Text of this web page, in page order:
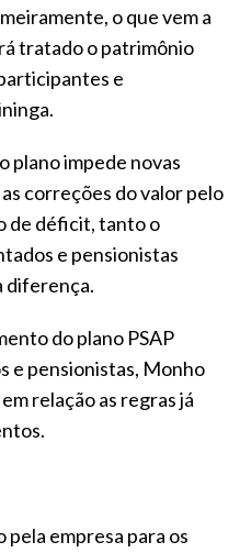
o que vem a
tratado o patrimônio
e
plano impede novas
correções do valor pelo
de déficit, tanto o
e pensionistas
diferença.
do plano PSAP
e pensionistas, Monho
relação as regras já
pela empresa para os